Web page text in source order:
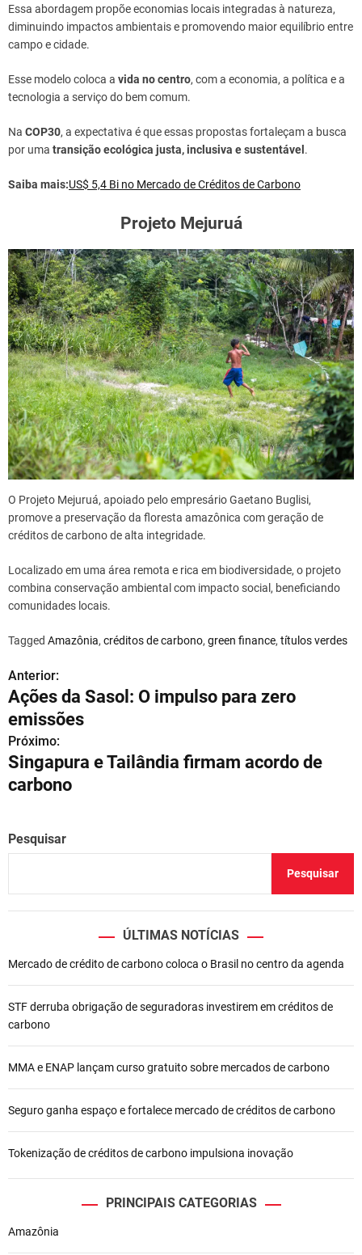
Essa abordagem propõe economias locais integradas à natureza,
diminuindo impactos ambientais e promovendo maior equilíbrio entre
campo e cidade.
Esse modelo coloca a vida no centro, com a economia, a política e a
tecnologia a serviço do bem comum.
Na COP30, a expectativa é que essas propostas fortaleçam a busca
por uma transição ecológica justa, inclusiva e sustentável .
Saiba mais:US$ 5,4 Bi no Mercado de Créditos de Carbono
Projeto Mejuruá
O Projeto Mejuruá, apoiado pelo empresário Gaetano Buglisi,
promove a preservação da floresta amazônica com geração de
créditos de carbono de alta integridade.
Localizado em uma área remota e rica em biodiversidade, o projeto
combina conservação ambiental com impacto social, beneficiando
comunidades locais.
Tagged Amazônia, créditos de carbono, green finance, títulos verdes
N
a
v
e
a
ã
d
e
P
o
t
Anterior:
Ações da Sasol: O impulso para zero
emissões
Próximo:
Singapura e Tailândia firmam acordo de
carbono
Pesquisar
Pesquisar
ÚLTIMAS NOTÍCIAS
Mercado de crédito de carbono coloca o Brasil no centro da agenda
STF derruba obrigação de seguradoras investirem em créditos de
carbono
MMA e ENAP lançam curso gratuito sobre mercados de carbono
Seguro ganha espaço e fortalece mercado de créditos de carbono
Tokenização de créditos de carbono impulsiona inovação
PRINCIPAIS CATEGORIAS
Amazônia